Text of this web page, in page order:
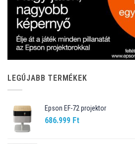
LEGÚJABB TERMÉKEK
Epson EF-72 projektor
686.999 Ft